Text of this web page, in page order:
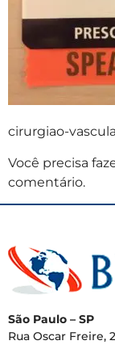
cirurgiao-
Você precisa
comentário.
São Paulo – SP
Rua Oscar Freire,